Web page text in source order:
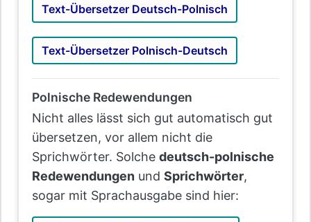
Text-Übersetzer Deutsch-Polnisch
Text-Übersetzer Polnisch-Deutsch
Polnische Redewendungen
Nicht alles lässt sich gut automatisch gut
übersetzen, vor allem nicht die
Sprichwörter. Solche deutsch-polnische
Redewendungen und Sprichwörter,
sogar mit Sprachausgabe sind hier: